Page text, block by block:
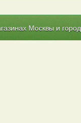
Москвы и